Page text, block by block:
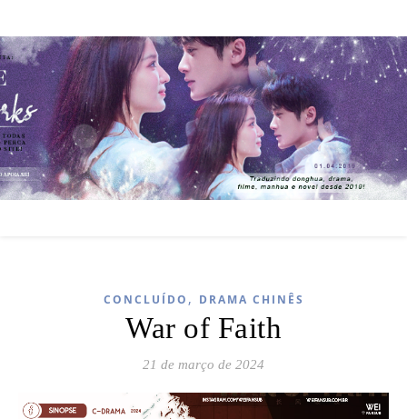
CONCLUÍDO , DRAMA CHINÊS
War of Faith
21 de março de 2024